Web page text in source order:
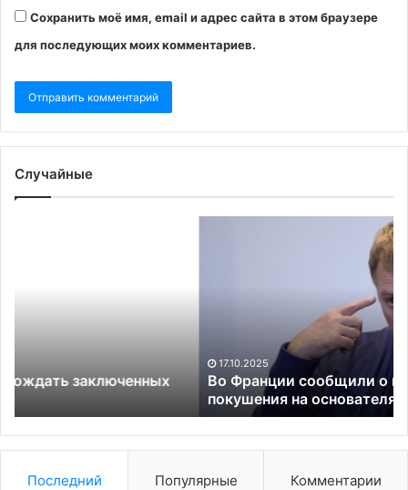
Сохранить моё имя, email и адрес сайта в этом браузере
для последующих моих комментариев.
Случайные
Gulagu.net
Во Франции сообщили о предотвращении
покушения на основателя Gulagu.net
Последний Популярные Комментарии